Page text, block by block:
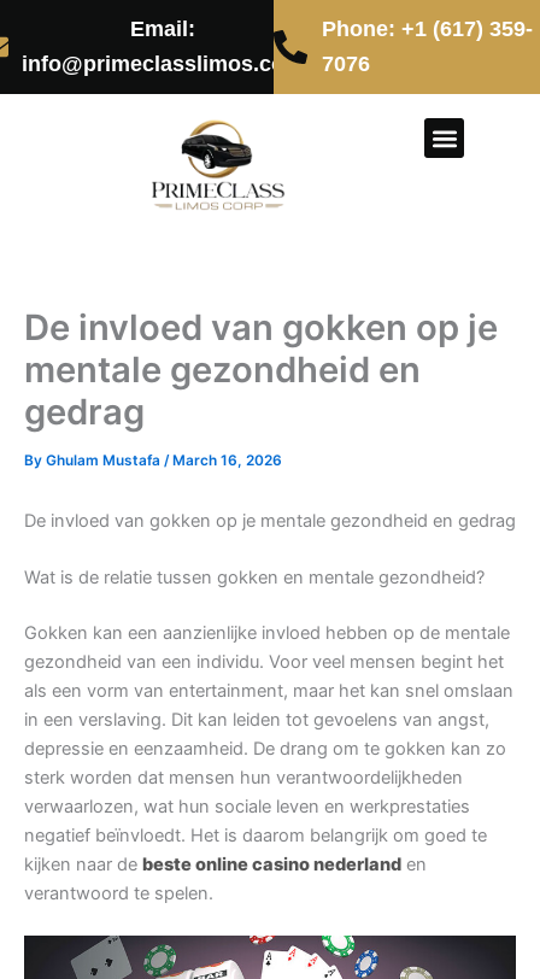
to
content
Email:
info@primeclasslimos.com
Phone: +1 (617) 359-
7076
De invloed van gokken op je
mentale gezondheid en
gedrag
By Ghulam Mustafa /March 16, 2026
De invloed van gokken op je mentale gezondheid en gedrag
Wat is de relatie tussen gokken en mentale gezondheid?
Gokken kan een aanzienlijke invloed hebben op de mentale
gezondheid van een individu. Voor veel mensen begint het
als een vorm van entertainment, maar het kan snel omslaan
in een verslaving. Dit kan leiden tot gevoelens van angst,
depressie en eenzaamheid. De drang om te gokken kan zo
sterk worden dat mensen hun verantwoordelijkheden
verwaarlozen, wat hun sociale leven en werkprestaties
negatief beïnvloedt. Het is daarom belangrijk om goed te
kijken naar de beste online casino nederland en
verantwoord te spelen.